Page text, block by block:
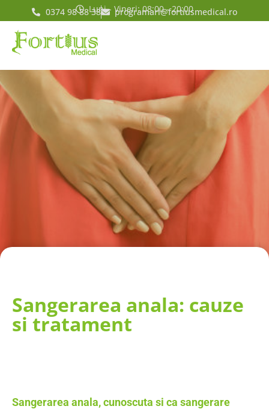
Luni - Vineri: 08:00 - 20:00
0374 98 88 38 programari@fortiusmedical.ro
Sangerarea anala: cauze
si tratament
Sangerarea anala, cunoscuta si ca sangerare